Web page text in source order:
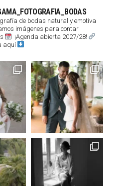
de bodas natural y emotiva
imágenes para contar
¡Agenda abierta 2027/28!
aquí